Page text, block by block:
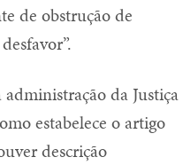
de obstrução de
da Justiça
estabelece o artigo
descrição